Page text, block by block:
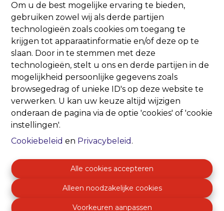
Om u de best mogelijke ervaring te bieden,
gebruiken zowel wij als derde partijen
technologieën zoals cookies om toegang te
krijgen tot apparaatinformatie en/of deze op te
slaan. Door in te stemmen met deze
technologieën, stelt u ons en derde partijen in de
mogelijkheid persoonlijke gegevens zoals
browsegedrag of unieke ID's op deze website te
verwerken. U kan uw keuze altijd wijzigen
onderaan de pagina via de optie 'cookies' of 'cookie
instellingen'.
Cookiebeleid en Privacybeleid .
Alle cookies accepteren
Alleen noodzakelijke cookies
Voorkeuren aanpassen
Oeps, deze pagina
bestaat niet meer
Te koop Te huur